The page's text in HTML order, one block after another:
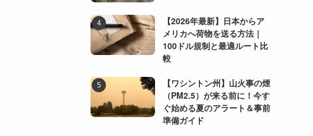
【2026年最新】日本からア
メリカへ荷物を送る方法｜
100ドル規制と最適ルート比
較
【ワシントン州】山火事の煙
（PM2.5）が来る前に！今す
ぐ始める夏のアラート＆事前
準備ガイド